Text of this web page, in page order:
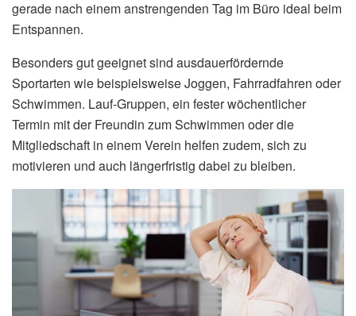
gerade nach einem anstrengenden Tag im Büro ideal beim
Entspannen.
Besonders gut geeignet sind ausdauerfördernde
Sportarten wie beispielsweise Joggen, Fahrradfahren oder
Schwimmen. Lauf-Gruppen, ein fester wöchentlicher
Termin mit der Freundin zum Schwimmen oder die
Mitgliedschaft in einem Verein helfen zudem, sich zu
motivieren und auch längerfristig dabei zu bleiben.